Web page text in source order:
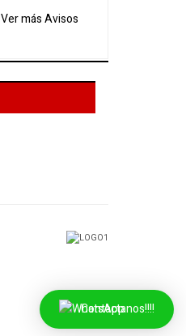
Ver más Avisos
Contactanos!!!!